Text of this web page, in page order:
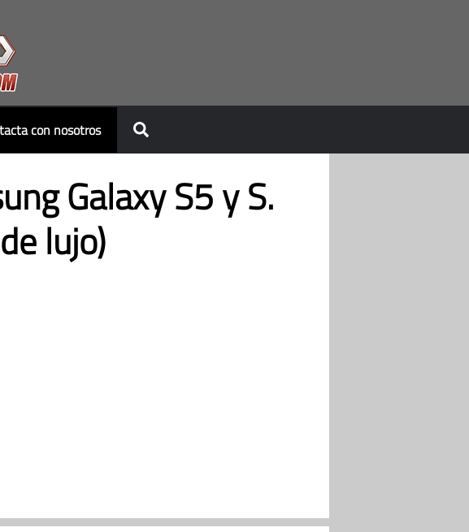
con nosotros
Galaxy S5 y S.
lujo)